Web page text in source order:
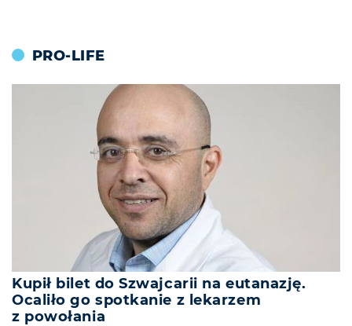
PRO-LIFE
Kupił bilet do Szwajcarii na eutanazję.
Ocaliło go spotkanie z lekarzem
z powołania